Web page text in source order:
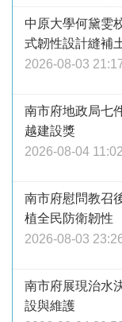
中原大學何黛雯
式韌性設計縫補
2026-08-03
南市府地政局七
越建設獎
2026-08-04 11:02
南市府慰問教召
植全民防衛韌性
2026-08-03
南市府展現治水
設與維護